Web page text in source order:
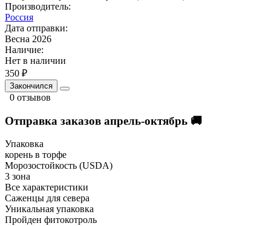
Производитель:
Россия
Дата отправки:
Весна 2026
Наличие:
Нет в наличии
350 ₽
Закончился
0 отзывов
Отправка заказов апрель-октябрь 🚚
Упаковка
корень в торфе
Морозостойкость (USDA)
3 зона
Все характеристики
Саженцы для севера
Уникальная упаковка
Пройден фитокотроль